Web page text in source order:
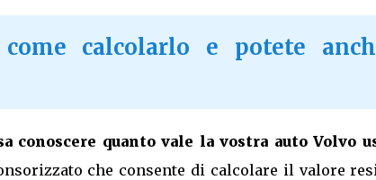
calcolarlo e potete
conoscere quanto vale la vostra auto Volvo
che consente di calcolare il valore